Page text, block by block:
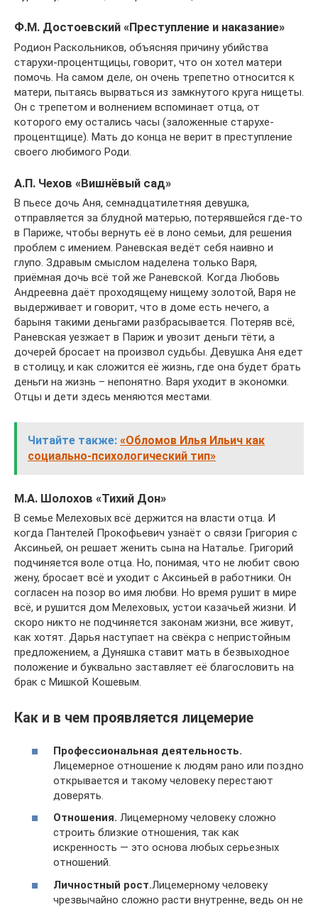
Ф.М. Достоевский «Преступление и наказание»
Родион Раскольников, объясняя причину убийства
старухи-процентщицы, говорит, что он хотел матери
помочь. На самом деле, он очень трепетно относится к
матери, пытаясь вырваться из замкнутого круга нищеты.
Он с трепетом и волнением вспоминает отца, от
которого ему остались часы (заложенные старухе-
процентщице). Мать до конца не верит в преступление
своего любимого Роди.
А.П. Чехов «Вишнёвый сад»
В пьесе дочь Аня, семнадцатилетняя девушка,
отправляется за блудной матерью, потерявшейся где-то
в Париже, чтобы вернуть её в лоно семьи, для решения
проблем с имением. Раневская ведёт себя наивно и
глупо. Здравым смыслом наделена только Варя,
приёмная дочь всё той же Раневской. Когда Любовь
Андреевна даёт проходящему нищему золотой, Варя не
выдерживает и говорит, что в доме есть нечего, а
барыня такими деньгами разбрасывается. Потеряв всё,
Раневская уезжает в Париж и увозит деньги тёти, а
дочерей бросает на произвол судьбы. Девушка Аня едет
в столицу, и как сложится её жизнь, где она будет брать
деньги на жизнь – непонятно. Варя уходит в экономки.
Отцы и дети здесь меняются местами.
Читайте также: «Обломов Илья Ильич как
социально-психологический тип»
М.А. Шолохов «Тихий Дон»
В семье Мелеховых всё держится на власти отца. И
когда Пантелей Прокофьевич узнаёт о связи Григория с
Аксиньей, он решает женить сына на Наталье. Григорий
подчиняется воле отца. Но, понимая, что не любит свою
жену, бросает всё и уходит с Аксиньей в работники. Он
согласен на позор во имя любви. Но время рушит в мире
всё, и рушится дом Мелеховых, устои казачьей жизни. И
скоро никто не подчиняется законам жизни, все живут,
как хотят. Дарья наступает на свёкра с непристойным
предложением, а Дуняшка ставит мать в безвыходное
положение и буквально заставляет её благословить на
брак с Мишкой Кошевым.
Как и в чем проявляется лицемерие
Профессиональная деятельность.
Лицемерное отношение к людям рано или поздно
открывается и такому человеку перестают
доверять.
Отношения. Лицемерному человеку сложно
строить близкие отношения, так как
искренность — это основа любых серьезных
отношений.
Личностный рост.Лицемерному человеку
чрезвычайно сложно расти внутренне, ведь он не